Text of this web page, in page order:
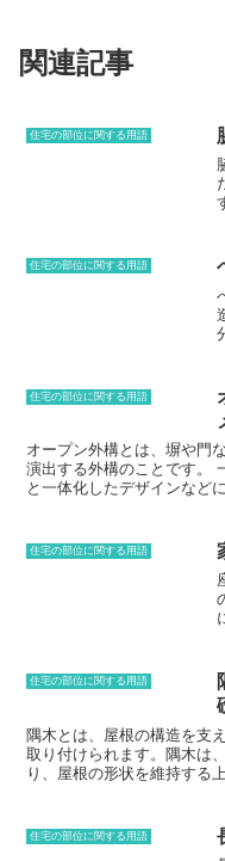
関連記事
住宅の部位に関する用語
住宅の部位に関する用語
住宅の部位に関する用語
オープン外構とは、塀や門
演出する外構のことです。
と一体化したデザインなど
そのため、依頼する際には
大切です。また、メンテナ
プン外構には、さまざまな
り、広々とした印象を与え
敷地内を見渡すことができ
メリットもあります。オー
インが多く、景観に溶け込
は、デメリットもあります
うデメリットがあります。
すくなってしまいます。そ
が必要になります。また、
です。最後に、メンテナン
ープン外構は、塀や門のな
住宅の部位に関する用語
住宅の部位に関する用語
隅木とは、屋根の構造を支
取り付けられます。隅木は
り、屋根の形状を維持する
されています。隅木は、屋
り、その形状や寸法は、屋
住宅の部位に関する用語